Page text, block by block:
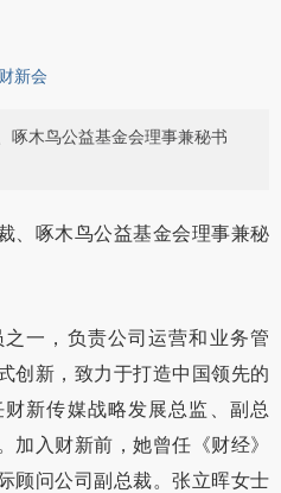
财新会
啄木鸟公益基金会理事兼秘书
、啄木鸟公益基金会理事兼秘
一，负责公司运营和业务管
创新，致力于打造中国领先的
新传媒战略发展总监、副总
加入财新前，她曾任《财经》
顾问公司副总裁。张立晖女士